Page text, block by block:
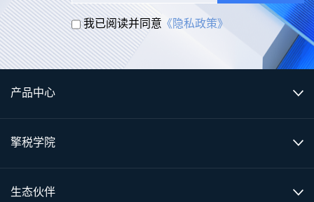
我已阅读并同意《隐私政策》
产品中心
擎税学院
生态伙伴